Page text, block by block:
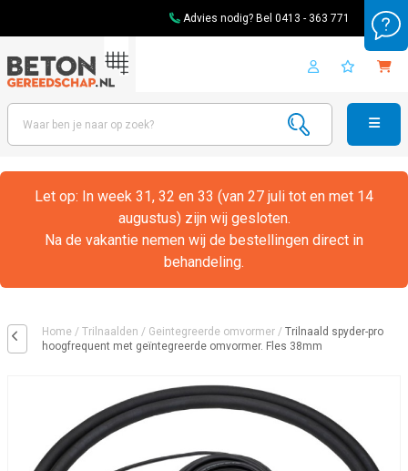
Advies nodig? Bel 0413 - 363 771
Let op: In week 31, 32 en 33 (van 27 juli tot en met 14
augustus) zijn wij gesloten.
Na de vakantie nemen wij de bestellingen direct in
behandeling.
Home / Trilnaalden / Geintegreerde omvormer / Trilnaald spyder-pro
hoogfrequent met geïntegreerde omvormer. Fles 38mm